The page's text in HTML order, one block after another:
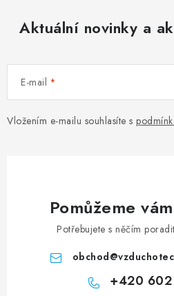
Aktuální novinky a
E-mail
Vložením e-mailu souhlasíte s
Pomůžeme
Potřebujete s něčím
obchod@
+420 602